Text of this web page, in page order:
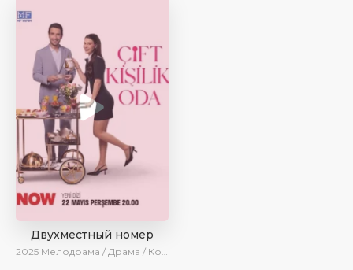
Двухместный номер
2025 Мелодрама / Драма / Комедия / Новинки / Сериалы 2025